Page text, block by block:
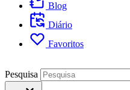
Blog
Diário
Favoritos
Pesquisa